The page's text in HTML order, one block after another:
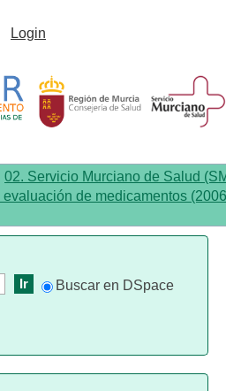
evaluación de
Login
02. Servicio Murciano de Salud
evaluación de medicamentos
Buscar en DSpace